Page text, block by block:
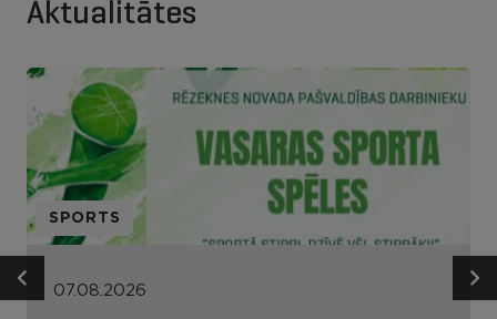
Aktualitātes
SPORTS
07.08.2026